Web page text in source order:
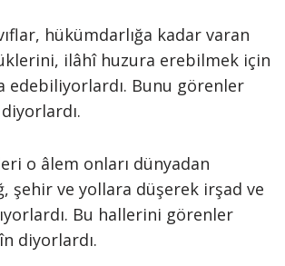
hükümdarlığa kadar varan
ilâhî huzura erebilmek için
edebiliyorlardı. Bunu görenler
o âlem onları dünyadan
şehir ve yollara düşerek irşad ve
Bu hallerini görenler
diyorlardı.